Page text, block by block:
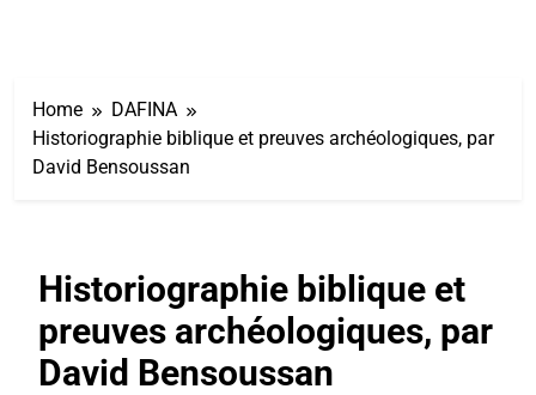
Home
DAFINA
Historiographie biblique et preuves archéologiques, par
David Bensoussan
Historiographie biblique et
preuves archéologiques, par
David Bensoussan